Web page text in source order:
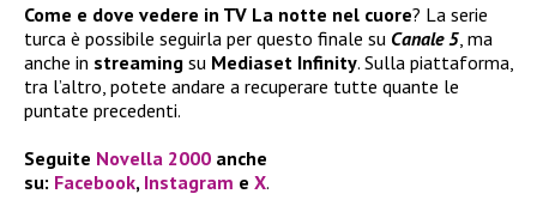
Come e dove vedere in TV La notte nel cuore? La serie
turca è possibile seguirla per questo finale su Canale 5 , ma
anche in streaming su Mediaset Infinity. Sulla piattaforma,
tra l’altro, potete andare a recuperare tutte quante le
puntate precedenti.
Seguite Novella 2000 anche
su: Facebook, Instagram e X.